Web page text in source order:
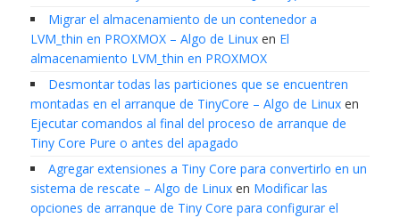
Migrar el almacenamiento de un contenedor a
LVM_thin en PROXMOX – Algo de Linuxen El
almacenamiento LVM_thin en PROXMOX
Desmontar todas las particiones que se encuentren
montadas en el arranque de TinyCore – Algo de Linuxen
Ejecutar comandos al final del proceso de arranque de
Tiny Core Pure o antes del apagado
Agregar extensiones a Tiny Core para convertirlo en un
sistema de rescate – Algo de Linuxen Modificar las
opciones de arranque de Tiny Core para configurar el